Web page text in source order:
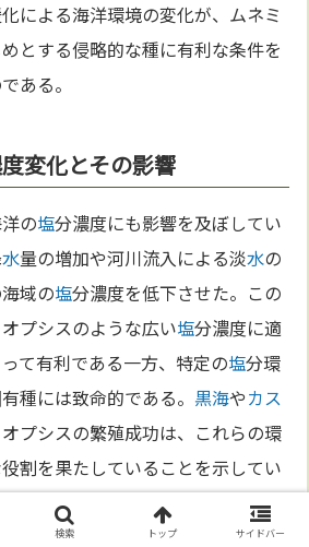
による海洋環境の変化が、ムネミ
とする侵略的な種に有利な条件を
ある。
変化とその影響
の塩分濃度にも影響を及ぼしてい
水量の増加や河川流入による淡水の
域の塩分濃度を低下させた。この
プシスのような広い塩分濃度に適
て有利である一方、特定の塩分環
種には致命的である。 黒海やカス
プシスの繁殖成功は、これらの環
割を果たしていることを示してい
変化という微妙な要因が、いかにし
るがすかを理解することは、気候
検索 トップ サイドバー